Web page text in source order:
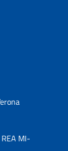
MI-